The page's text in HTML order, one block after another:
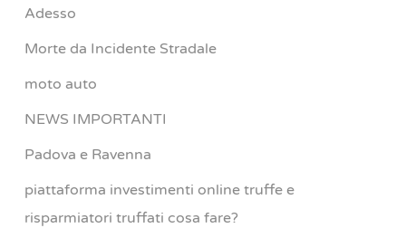
Adesso
Morte da Incidente Stradale
moto auto
NEWS IMPORTANTI
Padova e Ravenna
piattaforma investimenti online truffe e
risparmiatori truffati cosa fare?